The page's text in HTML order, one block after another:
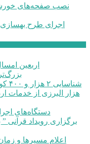
اجرای طرح بهسازی معابر در ۵۵
اربعین
شناسایی ۲ هزار و ۴۰۰ کودک دارای اختلالات بینایی در البرز
دستگاه‌های